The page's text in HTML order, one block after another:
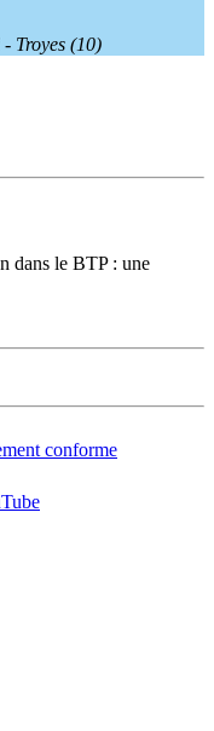
Troyes (10)
dans le BTP : une
conforme